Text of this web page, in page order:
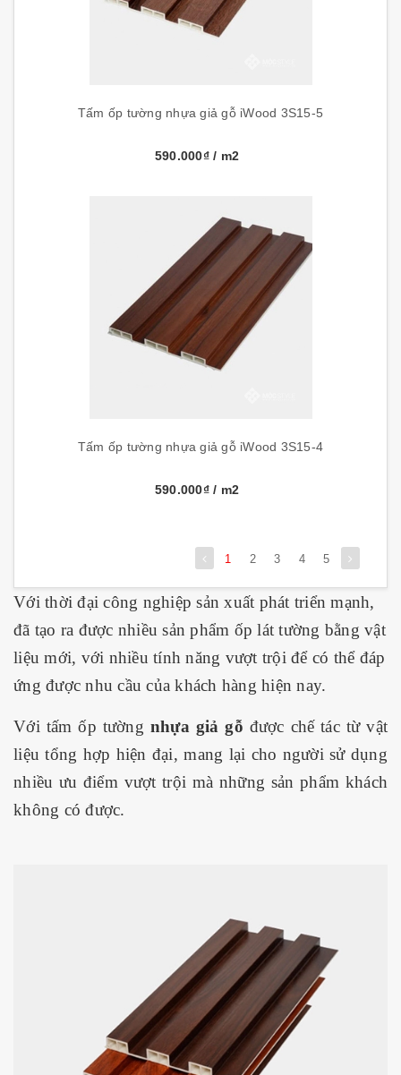
Tấm ốp tường nhựa giả gỗ iWood 3S15-5
590.000₫/ m2
Tấm ốp tường nhựa giả gỗ iWood 3S15-4
590.000₫/ m2
1 2 3 4 5
Với thời đại công nghiệp sản xuất phát triển mạnh,
đã tạo ra được nhiều sản phẩm ốp lát tường bằng vật
liệu mới, với nhiều tính năng vượt trội để có thể đáp
ứng được nhu cầu của khách hàng hiện nay.
Với tấm ốp tường nhựa giả gỗ được chế tác từ vật
liệu tổng hợp hiện đại, mang lại cho người sử dụng
nhiều ưu điểm vượt trội mà những sản phẩm khách
không có được.